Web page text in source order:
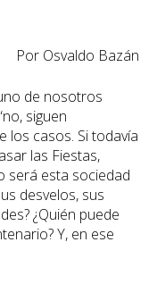
Por Osvaldo Bazán
de nosotros
siguen
los casos. Si todavía
las Fiestas,
será esta sociedad
desvelos, sus
¿Quién puede
Y, en ese